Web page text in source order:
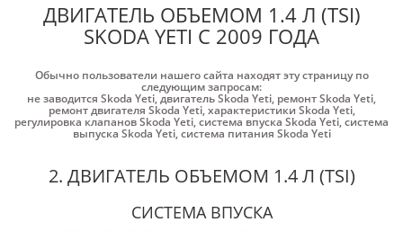
ДВИГАТЕЛЬ ОБЪЕМОМ 1.4 Л (TSI)
SKODA YETI С 2009 ГОДА
Обычно пользователи нашего сайта находят эту страницу по
следующим запросам:
не заводится Skoda Yeti,двигатель Skoda Yeti, ремонт Skoda Yeti,
ремонт двигателя Skoda Yeti,характеристики Skoda Yeti,
регулировка клапанов Skoda Yeti,система впуска Skoda Yeti,система
выпуска Skoda Yeti,система питания Skoda Yeti
2. ДВИГАТЕЛЬ ОБЪЕМОМ 1.4 Л (TSI)
СИСТЕМА ВПУСКА